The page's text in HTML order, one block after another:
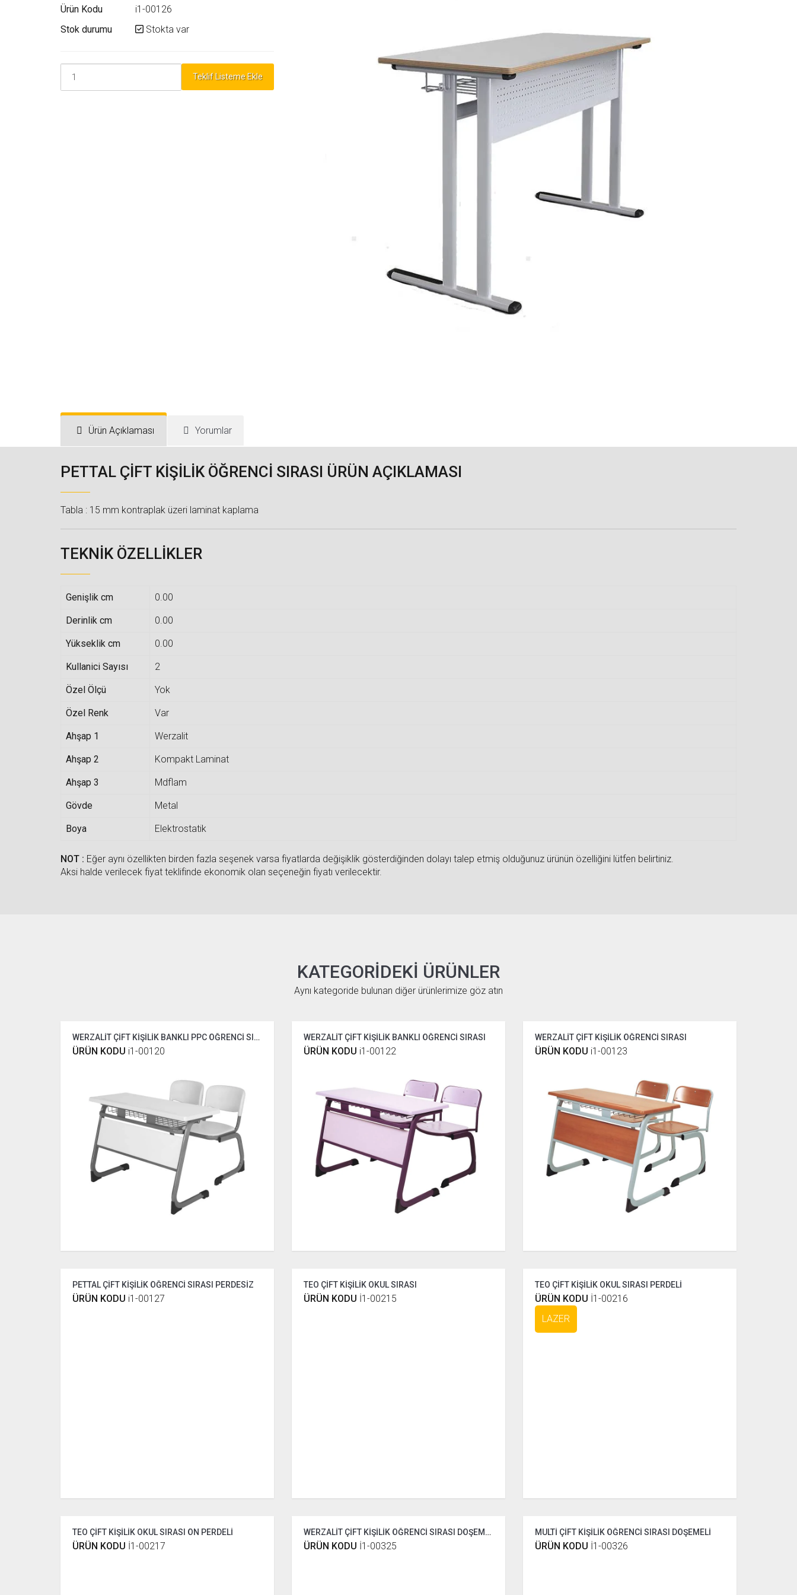
Ürün Kodu
i1-00126
Stok durumu
Stokta var
Teklif Listeme Ekle
Ürün Açıklaması Yorumlar
PETTAL ÇİFT KİŞİLİK ÖĞRENCİ SIRASI ÜRÜN AÇIKLAMASI
Tabla : 15 mm kontraplak üzeri laminat kaplama
TEKNIK ÖZELLIKLER
Genişlik cm 0.00
Derinlik cm 0.00
Yükseklik cm 0.00
Kullanici Sayısı 2
Özel Ölçü Yok
Özel Renk Var
Ahşap 1 Werzalit
Ahşap 2 Kompakt Laminat
Ahşap 3 Mdflam
Gövde Metal
Boya Elektrostatik
NOT : Eğer aynı özellikten birden fazla seşenek varsa fiyatlarda değişiklik gösterdiğinden dolayı talep etmiş olduğunuz ürünün özelliğini lütfen belirtiniz.
Aksi halde verilecek fiyat teklifinde ekonomik olan seçeneğin fiyatı verilecektir.
KATEGORIDEKI ÜRÜNLER
Aynı kategoride bulunan diğer ürünlerimize göz atın
WERZALİT ÇİFT KİŞİLİK BANKLI PPC ÖĞRENCİ SIRASI
ÜRÜN KODU i1-00120
WERZALİT ÇİFT KİŞİLİK BANKLI ÖĞRENCİ SIRASI
ÜRÜN KODU i1-00122
WERZALİT ÇİFT KİŞİLİK ÖĞRENCİ SIRASI
ÜRÜN KODU i1-00123
PETTAL ÇİFT KİŞİLİK ÖĞRENCİ SIRASI PERDESİZ
ÜRÜN KODU i1-00127
TEO ÇİFT KİŞİLİK OKUL SIRASI
ÜRÜN KODU İ1-00215
TEO ÇİFT KİŞİLİK OKUL SIRASI PERDELİ
ÜRÜN KODU İ1-00216
LAZER
TEO ÇİFT KİŞİLİK OKUL SIRASI ÖN PERDELİ
ÜRÜN KODU İ1-00217
WERZALİT ÇİFT KİŞİLİK ÖĞRENCİ SIRASI DÖŞEMELİ
ÜRÜN KODU İ1-00325
MULTİ ÇİFT KİŞİLİK ÖĞRENCİ SIRASI DÖŞEMELİ
ÜRÜN KODU İ1-00326